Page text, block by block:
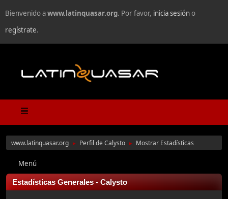
Bienvenido awww.latinquasar.org. Por favor, inicia sesióno
regístrate.
www.latinquasar.org ► Perfil de Calysto ► Mostrar Estadísticas
Menú
Estadísticas Generales - Calysto